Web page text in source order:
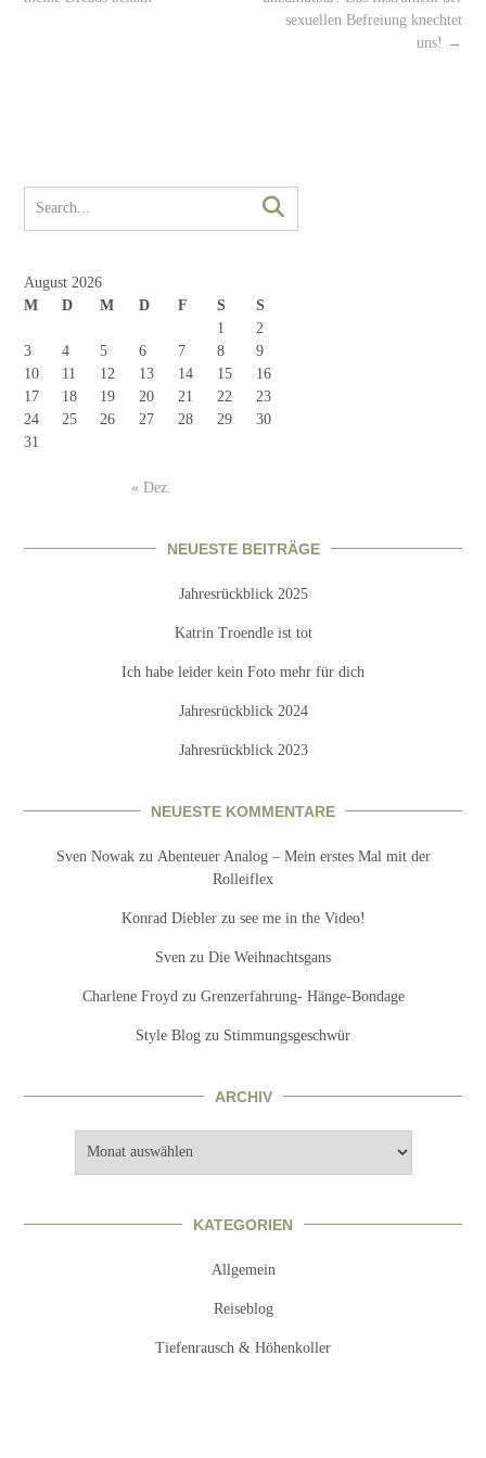
sexuellen Befreiung knechtet
uns! →
August 2026
M
D M D F S
S
1
2
3
4 5 6 7 8
9
10
11 12 13 14 15
16
17
18 19 20 21 22
23
24
25 26 27 28 29
30
31
« Dez.
NEUESTE BEITRÄGE
Jahresrückblick 2025
Katrin Troendle ist tot
Ich habe leider kein Foto mehr für dich
Jahresrückblick 2024
Jahresrückblick 2023
NEUESTE KOMMENTARE
Sven Nowakzu Abenteuer Analog – Mein erstes Mal mit der
Rolleiflex
Konrad Dieblerzu see me in the Video!
Sven zu Die Weihnachtsgans
Charlene Froyd zu Grenzerfahrung- Hänge-Bondage
Style Blog zu Stimmungsgeschwür
ARCHIV
KATEGORIEN
Allgemein
Reiseblog
Tiefenrausch & Höhenkoller